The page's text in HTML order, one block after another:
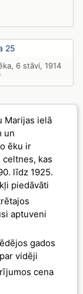
25
6 stāvi, 1914
Marijas ielā
un
ēku ir
celtnes, kas
līdz 1925.
piedāvāti
aptuveni
gados
vidēji
cena